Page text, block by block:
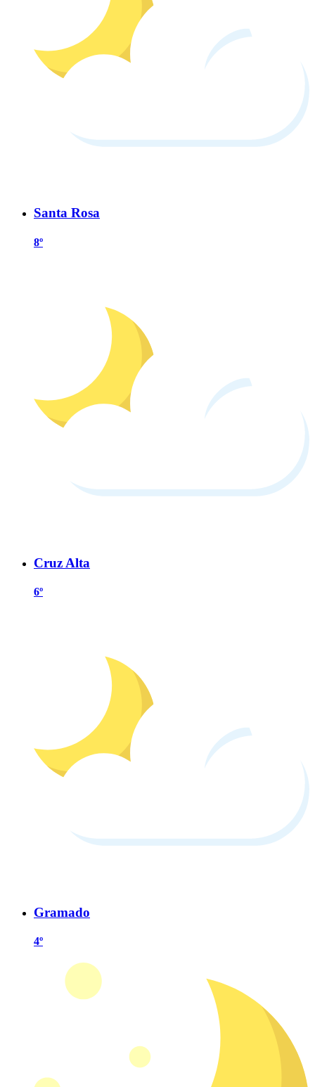
Santa Rosa
8º
Cruz Alta
6º
Gramado
4º